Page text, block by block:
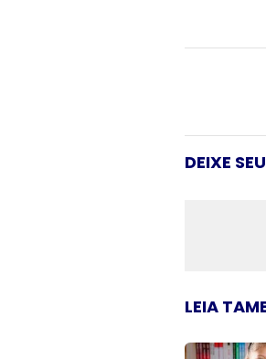
DEIXE
LEIA